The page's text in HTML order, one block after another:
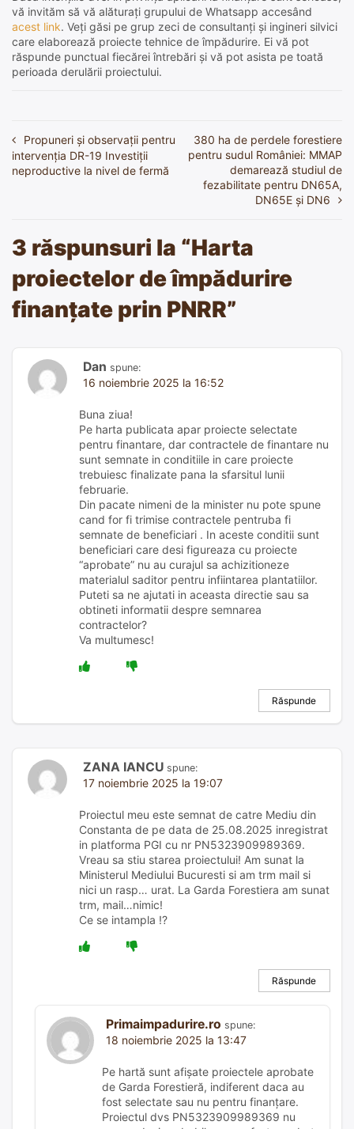
vă invităm să vă alăturați grupului de Whatsapp accesând
acest link. Veți găsi pe grup zeci de consultanți și ingineri silvici
care elaborează proiecte tehnice de împădurire. Ei vă pot
răspunde punctual fiecărei întrebări și vă pot asista pe toată
perioada derulării proiectului.
Navigare
în
Propuneri și observații pentru
intervenția DR-19 Investiții
neproductive la nivel de fermă
380 ha de perdele forestiere
pentru sudul României: MMAP
demarează studiul de
fezabilitate pentru DN65A,
DN65E și DN6
3 răspunsuri la “Harta
proiectelor de împădurire
finanțate prin PNRR”
Dan spune:
16 noiembrie 2025 la 16:52
Buna ziua!
Pe harta publicata apar proiecte selectate
pentru finantare, dar contractele de finantare nu
sunt semnate in conditiile in care proiecte
trebuiesc finalizate pana la sfarsitul lunii
februarie.
Din pacate nimeni de la minister nu pote spune
cand for fi trimise contractele pentruba fi
semnate de beneficiari . In aceste conditii sunt
beneficiari care desi figureaza cu proiecte
“aprobate” nu au curajul sa achizitioneze
materialul saditor pentru infiintarea plantatiilor.
Puteti sa ne ajutati in aceasta directie sau sa
obtineti informatii despre semnarea
contractelor?
Va multumesc!
Răspunde
ZANA IANCU spune:
17 noiembrie 2025 la 19:07
Proiectul meu este semnat de catre Mediu din
Constanta de pe data de 25.08.2025 inregistrat
in platforma PGI cu nr PN5323909989369.
Vreau sa stiu starea proiectului! Am sunat la
Ministerul Mediului Bucuresti si am trm mail si
nici un rasp… urat. La Garda Forestiera am sunat
trm, mail…nimic!
Ce se intampla !?
Răspunde
Primaimpadurire.ro spune:
18 noiembrie 2025 la 13:47
Pe hartă sunt afișate proiectele aprobate
de Garda Forestieră, indiferent daca au
fost selectate sau nu pentru finanțare.
Proiectul dvs PN5323909989369 nu